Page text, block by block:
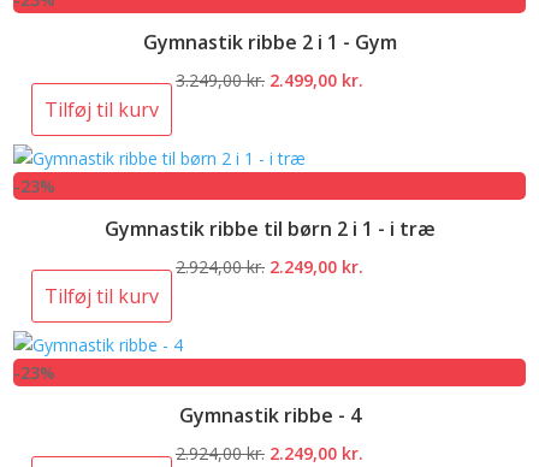
Gymnastik ribbe 2 i 1 - Gym
3.249,00kr. Den
var:
2.499,00 kr.
Tilføj til kurv
-23%
Gymnastik ribbe til børn 2 i 1 - i træ
2.924,00kr. Den
2.249,00 kr.
Tilføj til kurv
-23%
Gymnastik ribbe - 4
2.924,00kr. Den
2.249,00 kr.